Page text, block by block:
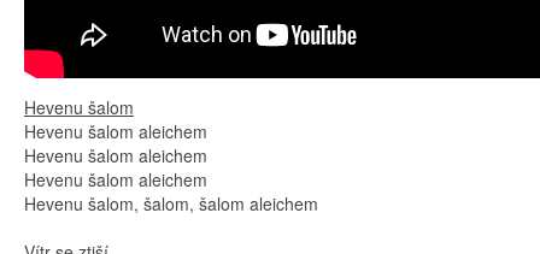
Hevenu šalom
Hevenu šalom aleichem
Hevenu šalom aleichem
Hevenu šalom aleichem
Hevenu šalom, šalom, šalom aleichem